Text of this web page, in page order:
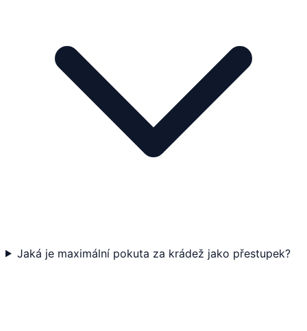
Jaká je maximální pokuta za krádež jako přestupek?